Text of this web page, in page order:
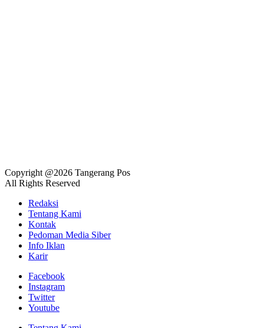
Copyright @2026 Tangerang Pos
All Rights Reserved
Redaksi
Tentang Kami
Kontak
Pedoman Media Siber
Info Iklan
Karir
Facebook
Instagram
Twitter
Youtube